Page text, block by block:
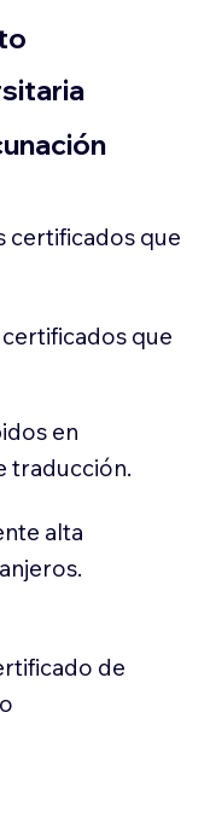
certificados que
que
en
traducción.
alta
de